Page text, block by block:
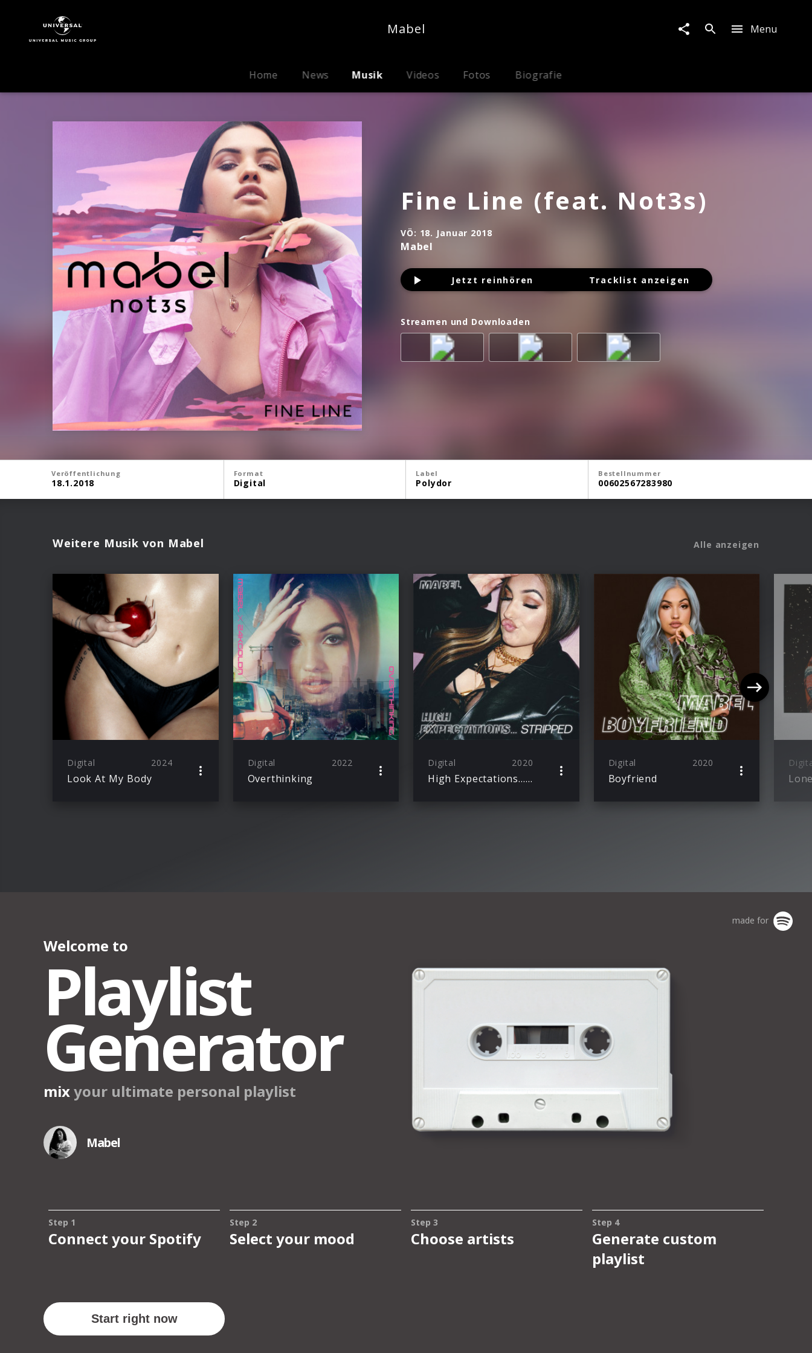
Musik
(feat.
Mabel Menu
Home News Musik Videos Fotos Biografie
Fine Line (feat. Not3s)
VÖ: 18. Januar 2018
Mabel
Jetzt reinhören Tracklist anzeigen
Streamen und Downloaden
Veröffentlichung
18.1.2018
Format
Digital
Label
Polydor
Bestellnummer
00602567283980
Weitere Musik von Mabel Alle anzeigen
Digital 2024
Look At My Body
Digital 2022
Overthinking
Digital 2020
High Expectations…Stripped
Digital 2020
Boyfriend